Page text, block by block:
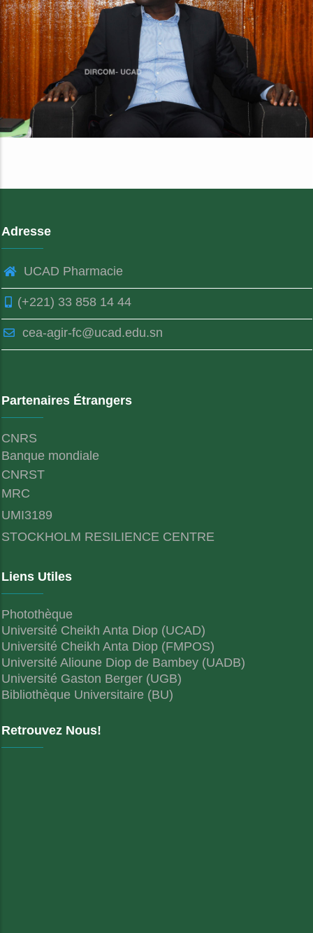
Adresse
UCAD Pharmacie
(+221) 33 858 14 44
cea-agir-fc@ucad.edu.sn
Partenaires Étrangers
CNRS
Banque mondiale
CNRST
MRC
UMI3189
STOCKHOLM RESILIENCE CENTRE
Liens Utiles
Photothèque
Université Cheikh Anta Diop (UCAD)
Université Cheikh Anta Diop (FMPOS)
Université Alioune Diop de Bambey (UADB)
Université Gaston Berger (UGB)
Bibliothèque Universitaire (BU)
Retrouvez Nous!